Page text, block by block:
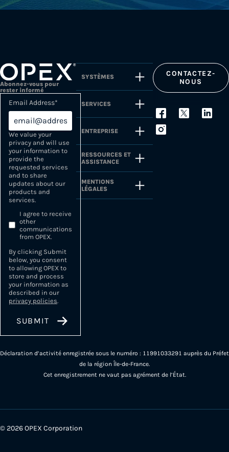
Abonnez-vous pour
rester informé
Email Address*
We value your
privacy and will use
your information to
provide the
requested services
and to share
updates about our
products and
services.
I agree to receive
other
communications
from OPEX.
By clicking Submit
below, you consent
to allowing OPEX to
store and process
your information as
described in our
privacy policies.
SYSTÈMES
SERVICES
ENTREPRISE
RESSOURCES ET
ASSISTANCE
MENTIONS
LÉGALES
CONTACTEZ-
NOUS
Déclaration d’activité enregistrée sous le numéro : 11991033291 auprès du Préfet
de la région Île-de-France.
Cet enregistrement ne vaut pas agrément de l’État.
© 2026 OPEX Corporation